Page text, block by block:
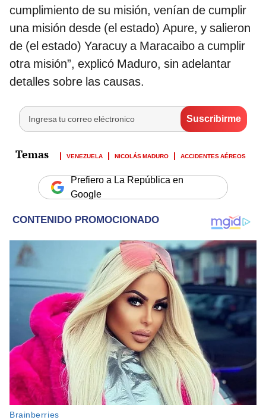
cumplimiento de su misión, venían de cumplir
una misión desde (el estado) Apure, y salieron
de (el estado) Yaracuy a Maracaibo a cumplir
otra misión”, explicó Maduro, sin adelantar
detalles sobre las causas.
VENEZUELA NICOLÁS MADURO ACCIDENTES AÉREOS
Prefiero a La República en
Google